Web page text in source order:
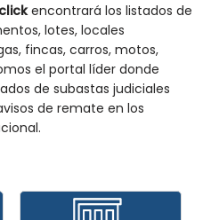
encontrará los listados de
lotes, locales
fincas, carros, motos,
el portal líder donde
de subastas judiciales
de remate en los